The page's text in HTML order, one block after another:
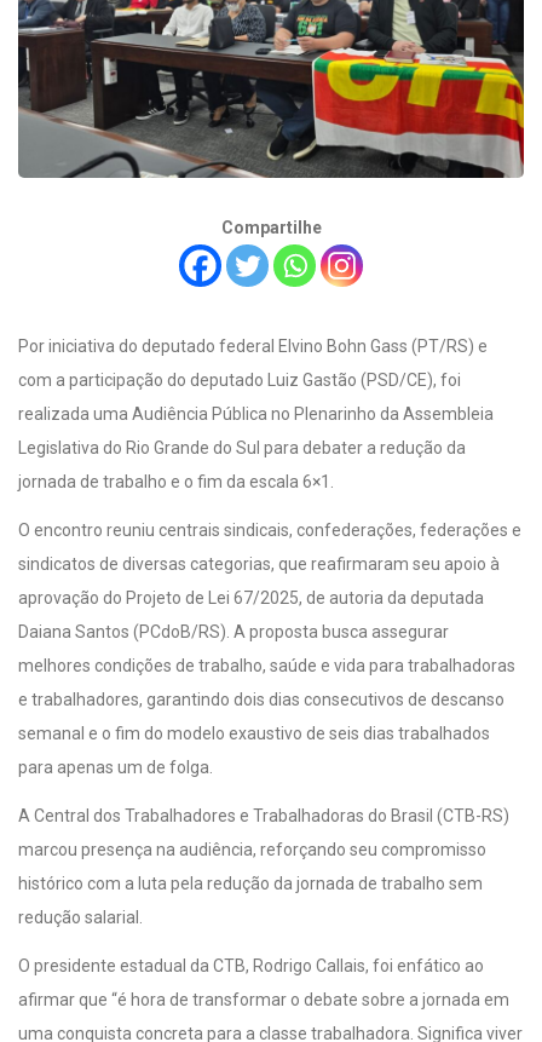
Compartilhe
Por iniciativa do deputado federal Elvino Bohn Gass (PT/RS) e
com a participação do deputado Luiz Gastão (PSD/CE), foi
realizada uma Audiência Pública no Plenarinho da Assembleia
Legislativa do Rio Grande do Sul para debater a redução da
jornada de trabalho e o fim da escala 6×1.
O encontro reuniu centrais sindicais, confederações, federações e
sindicatos de diversas categorias, que reafirmaram seu apoio à
aprovação do Projeto de Lei 67/2025, de autoria da deputada
Daiana Santos (PCdoB/RS). A proposta busca assegurar
melhores condições de trabalho, saúde e vida para trabalhadoras
e trabalhadores, garantindo dois dias consecutivos de descanso
semanal e o fim do modelo exaustivo de seis dias trabalhados
para apenas um de folga.
A Central dos Trabalhadores e Trabalhadoras do Brasil (CTB-RS)
marcou presença na audiência, reforçando seu compromisso
histórico com a luta pela redução da jornada de trabalho sem
redução salarial.
O presidente estadual da CTB, Rodrigo Callais, foi enfático ao
afirmar que “é hora de transformar o debate sobre a jornada em
uma conquista concreta para a classe trabalhadora. Significa viver